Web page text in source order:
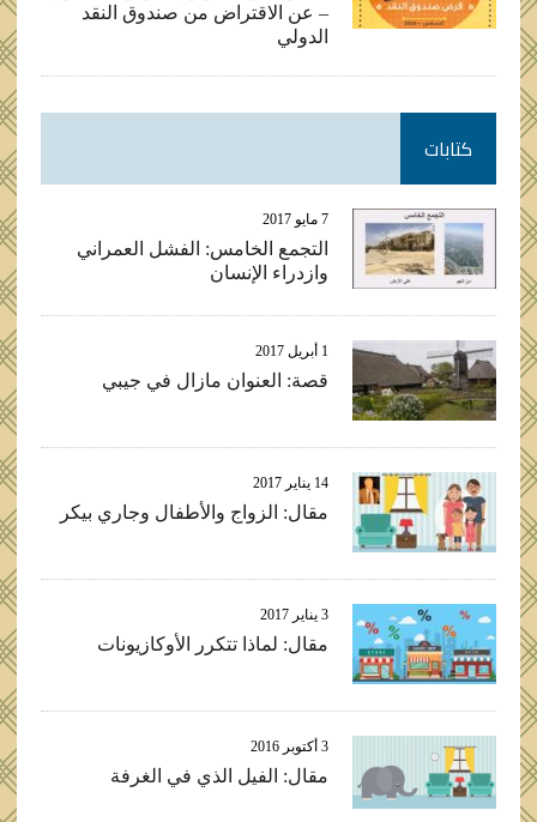
– عن الاقتراض من صندوق النقد
الدولي
كتابات
7 مايو 2017
التجمع الخامس: الفشل العمراني
وازدراء الإنسان
1 أبريل 2017
قصة: العنوان مازال في جيبي
14 يناير 2017
مقال: الزواج والأطفال وجاري بيكر
3 يناير 2017
مقال: لماذا تتكرر الأوكازيونات
3 أكتوبر 2016
مقال: الفيل الذي في الغرفة